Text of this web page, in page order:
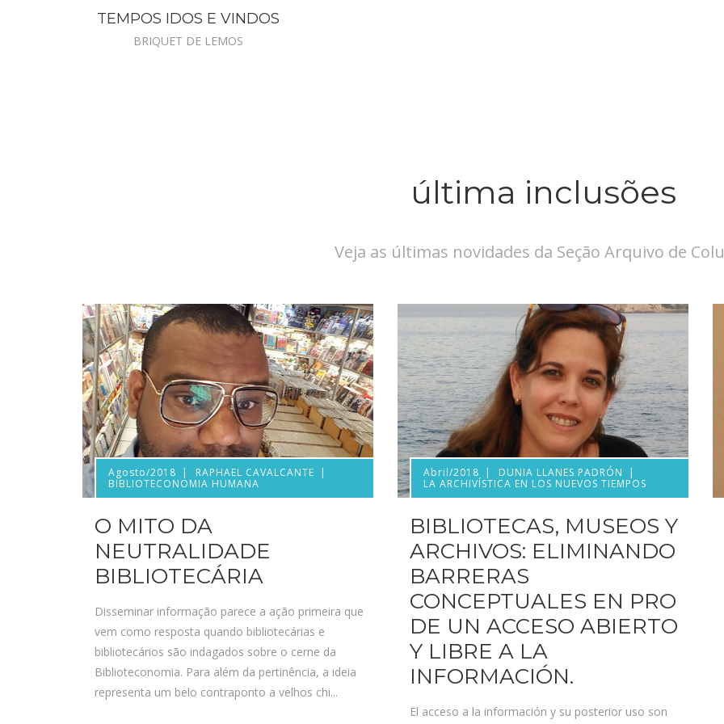
TEMPOS IDOS E VINDOS
BRIQUET DE LEMOS
última inclusões
Veja as últimas novidades da Seção Arquivo de
Agosto/2018
RAPHAEL CAVALCANTE
BIBLIOTECONOMIA HUMANA
O MITO DA
NEUTRALIDADE
BIBLIOTECÁRIA
Disseminar informação parece a ação primeira que
vem como resposta quando bibliotecárias e
bibliotecários são indagados sobre o cerne da
Biblioteconomia. Para além da pertinência, a ideia
representa um belo contraponto a velhos chi...
Abril/2018
DUNIA LLANES PADRÓN
LA ARCHIVÍSTICA EN LOS NUEVOS TIEMPOS
BIBLIOTECAS, MUSEOS Y
ARCHIVOS: ELIMINANDO
BARRERAS
CONCEPTUALES EN PRO
DE UN ACCESO ABIERTO
Y LIBRE A LA
INFORMACIÓN.
El acceso a la información y su posterior uso son